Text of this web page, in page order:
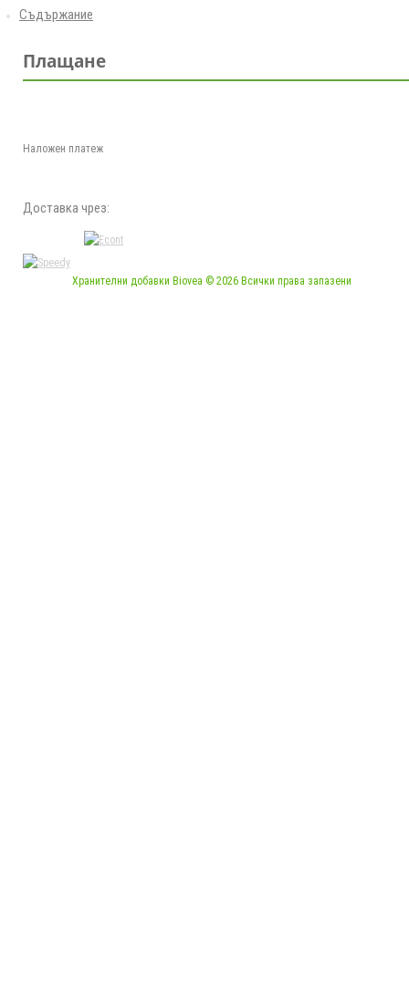
Съдържание
Плащане
Наложен платеж
Доставка чрез:
Хранителни добавки Biovea © 2026 Всички права запазени